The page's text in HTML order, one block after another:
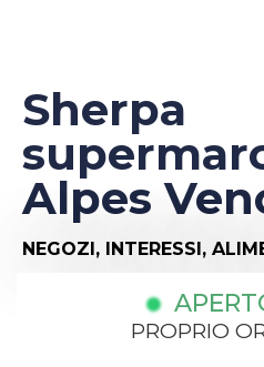
Sherpa
Alpes
NEGOZI, INTERESSI,
PROPRIO